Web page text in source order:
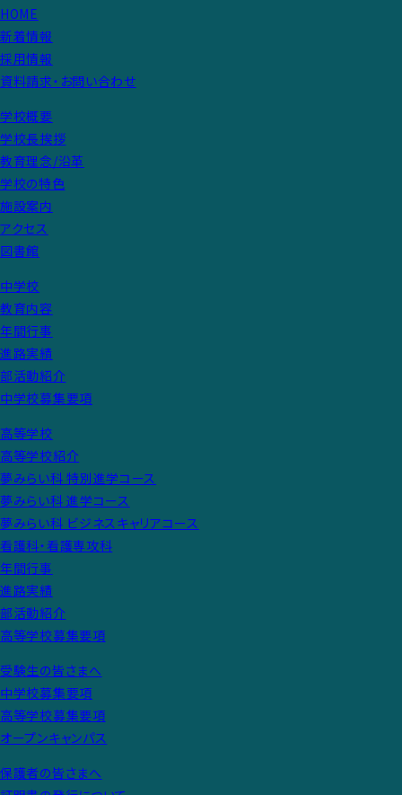
HOME
新着情報
採用情報
資料請求・お問い合わせ
学校概要
学校長挨拶
教育理念/沿革
学校の特色
施設案内
アクセス
図書館
中学校
教育内容
年間行事
進路実績
部活動紹介
中学校募集要項
高等学校
高等学校紹介
夢みらい科 特別進学コース
夢みらい科 進学コース
夢みらい科 ビジネスキャリアコース
看護科・看護専攻科
年間行事
進路実績
部活動紹介
高等学校募集要項
受験生の皆さまへ
中学校募集要項
高等学校募集要項
オープンキャンパス
保護者の皆さまへ